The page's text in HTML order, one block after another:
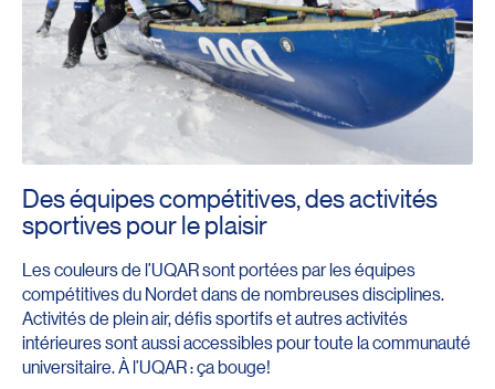
Des équipes compétitives, des activités
sportives pour le plaisir
Les couleurs de l’UQAR sont portées par les équipes
compétitives du Nordet dans de nombreuses disciplines.
Activités de plein air, défis sportifs et autres activités
intérieures sont aussi accessibles pour toute la communauté
universitaire. À l’UQAR : ça bouge!